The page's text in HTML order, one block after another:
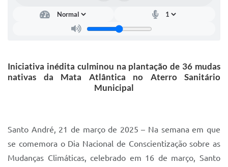
Legislação
Lei de acesso à informação
Mobilidade Urbana Sustentável
Parque Escola
Iniciativa inédita culminou na plantação de 36 mudas
nativas da Mata Atlântica no Aterro Sanitário
Municipal
Santo André, 21 de março de 2025 – Na semana em que
se comemora o Dia Nacional de Conscientização sobre as
Mudanças Climáticas, celebrado em 16 de março, Santo